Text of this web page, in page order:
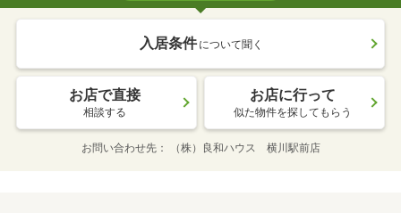
入居条件 について聞く
お店で直接
相談する
お店に行って
似た物件を探してもらう
お問い合わせ先 （株）良和ハウス 横川駅前店